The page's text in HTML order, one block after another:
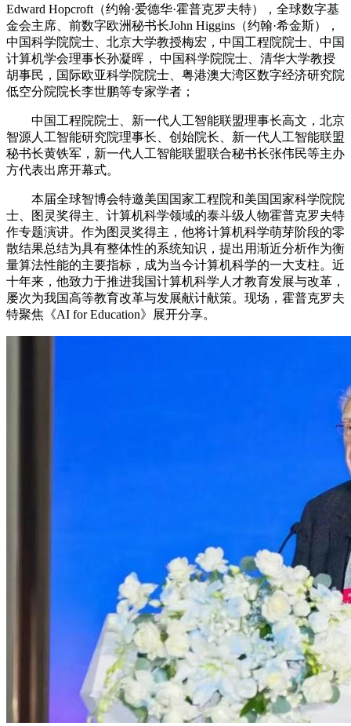
Edward Hopcroft（约翰·爱德华·霍普克罗夫特），全球数字基
金会主席、前数字欧洲秘书长John Higgins（约翰·希金斯），
中国科学院院士、北京大学教授梅宏，中国工程院院士、中国
计算机学会理事长孙凝晖， 中国科学院院士、清华大学教授
胡事民，国际欧亚科学院院士、粤港澳大湾区数字经济研究院
低空分院院长李世鹏等专家学者；
中国工程院院士、新一代人工智能联盟理事长高文，北京
智源人工智能研究院理事长、创始院长、新一代人工智能联盟
秘书长黄铁军，新一代人工智能联盟联合秘书长张伟民等主办
方代表出席开幕式。
本届全球智博会特邀美国国家工程院和美国国家科学院院
士、图灵奖得主、计算机科学领域的泰斗级人物霍普克罗夫特
作专题演讲。作为图灵奖得主，他将计算机科学萌芽阶段的零
散结果总结为具有整体性的系统知识，提出用渐近分析作为衡
量算法性能的主要指标，成为当今计算机科学的一大支柱。近
十年来，他致力于推进我国计算机科学人才教育发展与改革，
屡次为我国高等教育改革与发展献计献策。现场，霍普克罗夫
特聚焦《AI for Education》展开分享。